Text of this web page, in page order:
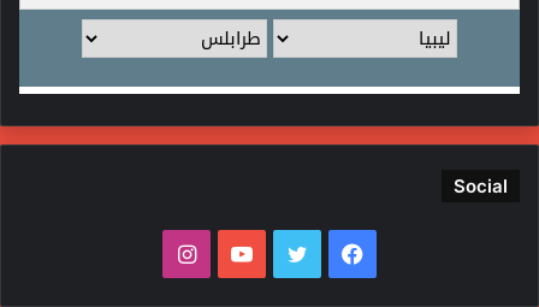
Social
فيسبوك تويتر يوتيوبانستقرام